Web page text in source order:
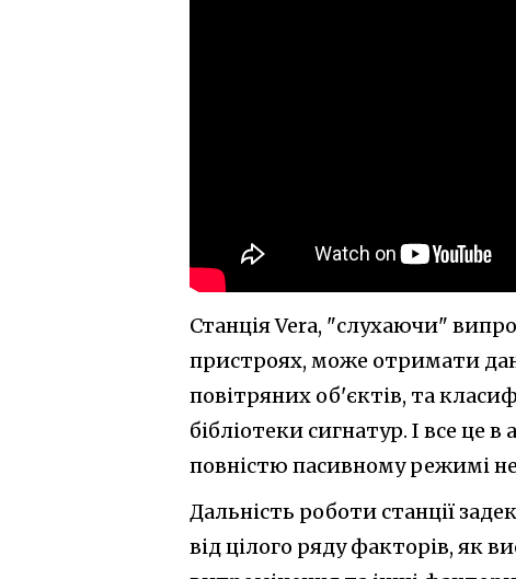
Станція Vera, "слухаючи"
пристроях, може отримати
повітряних об'єктів, та
бібліотеки сигнатур. І все
повністю пасивному режимі
Дальність роботи станції
від цілого ряду факторів, як